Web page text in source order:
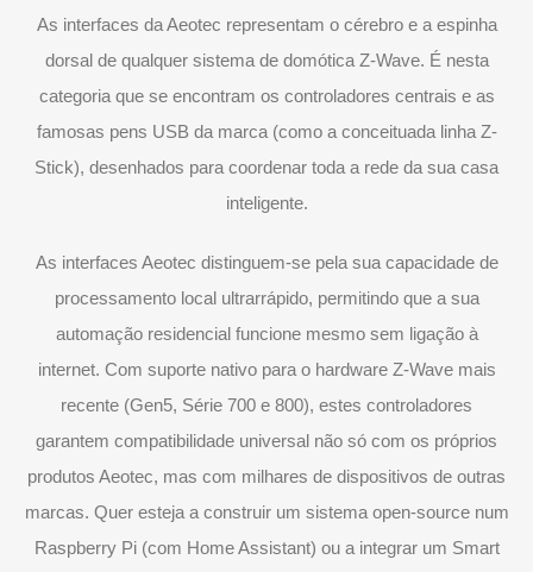
As interfaces da Aeotec representam o cérebro e a espinha
dorsal de qualquer sistema de domótica Z-Wave. É nesta
categoria que se encontram os controladores centrais e as
famosas pens USB da marca (como a conceituada linha Z-
Stick), desenhados para coordenar toda a rede da sua casa
inteligente.
As interfaces Aeotec distinguem-se pela sua capacidade de
processamento local ultrarrápido, permitindo que a sua
automação residencial funcione mesmo sem ligação à
internet. Com suporte nativo para o hardware Z-Wave mais
recente (Gen5, Série 700 e 800), estes controladores
garantem compatibilidade universal não só com os próprios
produtos Aeotec, mas com milhares de dispositivos de outras
marcas. Quer esteja a construir um sistema open-source num
Raspberry Pi (com Home Assistant) ou a integrar um Smart